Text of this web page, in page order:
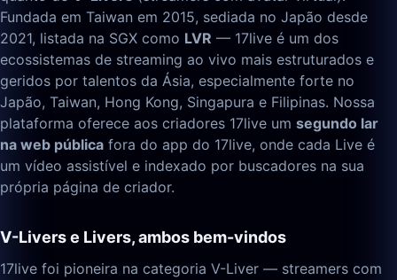
Fundada em Taiwan em 2015, sediada no Japão desde
2021, listada na SGX como LVR — 17live é um dos
ecossistemas de streaming ao vivo mais estruturados e
geridos por talentos da Ásia, especialmente forte no
Japão, Taiwan, Hong Kong, Singapura e Filipinas. Nossa
plataforma oferece aos criadores 17live um segundo lar
na web pública fora do app do 17live, onde cada Live é
um vídeo assistível e indexado por buscadores na sua
própria página de criador.
V-Livers e Livers, ambos bem-vindos
17live foi pioneira na categoria V-Liver — streamers com